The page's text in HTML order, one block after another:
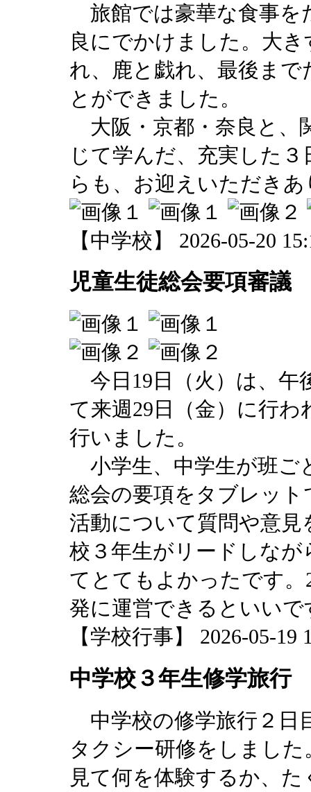
旅館では豪華な食事を
良にでかけました。大
れ、鹿と戯れ、最後ま
とができました。
大阪・京都・奈良と、
じて学んだ、充実した
らも、お迎えいただき
【中学校】 2026-05-20
児童生徒総会要項審議
今日19日（火）は、午
て来週29日（金）に行
行いました。
小学生、中学生が班ご
総会の要項をタブレッ
活動について質問や意
校３年生がリードしな
てとてもよかったです
発に運営できるといいで
【学校行事】 2026-05-19
中学校３年生修学旅行
中学校の修学旅行２日
タクシー研修をしまし
見て何を体験するか、